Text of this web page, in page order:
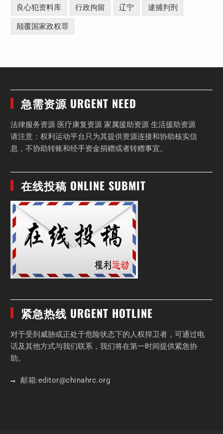
良心犯资料库 行政拘留 辽宁 逮捕判刑
颠覆国家政权罪
急需资源 URGENT NEED
法律服务资源 医疗康复资源 家属援助资源 生活援助资源
请注意：权利运动平台只为其提供资源连接和协助核实信
息，不协助转账和经手资金捐赠或者转赠事宜。
在线投稿 ONLINE SUBMIT
紧急热线 URGENT HOTLINE
对于受到威胁或正处于危险状态下的人权捍卫者，可通过电
话及其他方式与我们联系，我们将在第一时间提供紧急协
助。
邮箱:editor@chinahrc.org